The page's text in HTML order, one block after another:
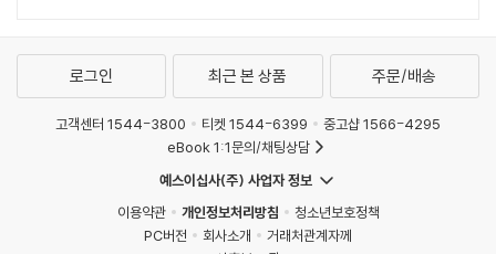
로그인 최근 본 상품 주문/배송
고객센터 1544-3800 티켓 1544-6399
중고샵 1566-4295
eBook 1:1문의/채팅상담
예스이십사(주) 사업자 정보
이용약관
개인정보처리방침
청소년보호정책
PC버전
회사소개
거래처관계자께